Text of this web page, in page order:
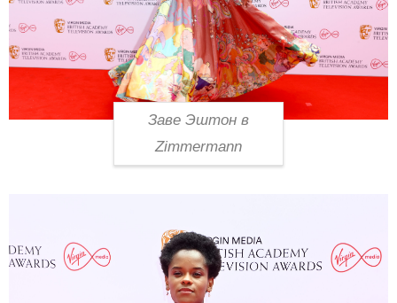
Заве Эштон в
Zimmermann